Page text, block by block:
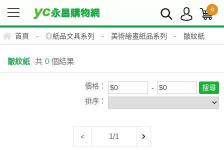
0
首頁 - ◎紙品文具系列 - 美術繪畫紙品系列 - 皺紋紙
皺紋紙 共 0 個結果
價格：
排序：
< 1/1